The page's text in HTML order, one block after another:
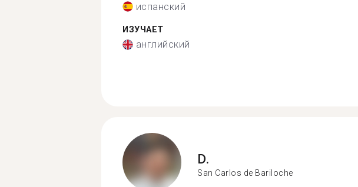
испанский
ИЗУЧАЕТ
английский
D.
San Carlos de Bariloche